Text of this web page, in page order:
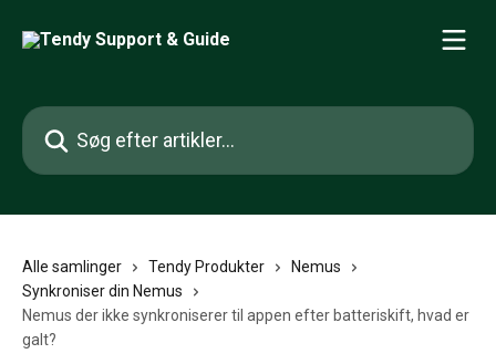
Søg efter artikler...
Alle samlinger Tendy Produkter
Nemus
Synkroniser din Nemus
Nemus der ikke synkroniserer til appen efter batteriskift, hvad er
galt?